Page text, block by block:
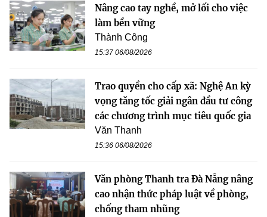
Nâng cao tay nghề, mở lối cho việc
làm bền vững
Thành Công
15:37 06/08/2026
Trao quyền cho cấp xã: Nghệ An kỳ
vọng tăng tốc giải ngân đầu tư công
các chương trình mục tiêu quốc gia
Văn Thanh
15:36 06/08/2026
Văn phòng Thanh tra Đà Nẵng nâng
cao nhận thức pháp luật về phòng,
chống tham nhũng